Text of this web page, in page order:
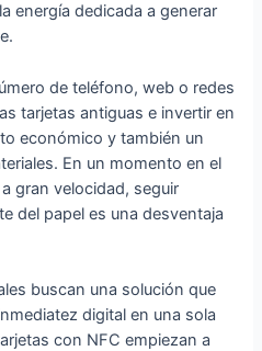
energía dedicada a generar
de teléfono, web o redes
tarjetas antiguas e invertir en
económico y también un
En un momento en el
gran velocidad, seguir
del papel es una desventaja
buscan una solución que
digital en una sola
con NFC empiezan a